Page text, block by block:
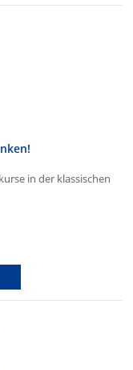
in der klassischen